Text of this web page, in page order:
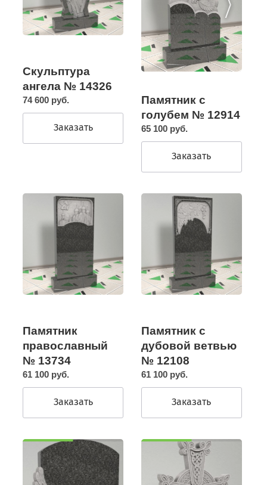
Скульптура
ангела № 14326
74 600 руб.
Заказать
Памятник с
голубем № 12914
65 100 руб.
Заказать
Памятник
православный
№ 13734
61 100 руб.
Заказать
Памятник с
дубовой ветвью
№ 12108
61 100 руб.
Заказать